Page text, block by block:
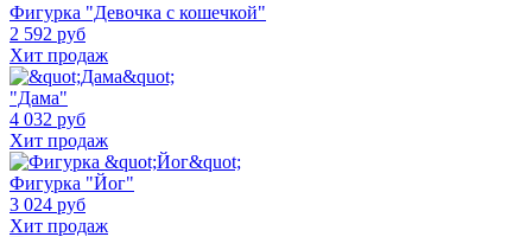
Фигурка "Девочка с кошечкой"
2 592 руб
Хит продаж
"Дама"
4 032 руб
Хит продаж
Фигурка "Йог"
3 024 руб
Хит продаж